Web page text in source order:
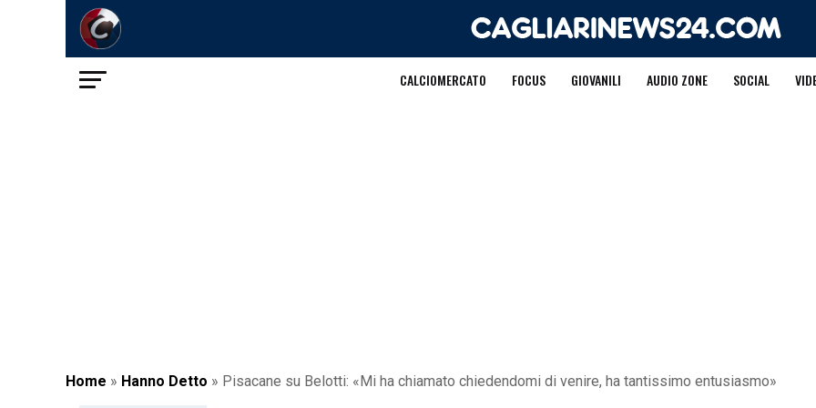
CALCIOMERCATO FOCUS GIOVANILI AUDIO ZONE SOCIAL
Home » Hanno Detto » Pisacane su Belotti: «Mi ha chiamato chiedendomi di venire, ha tantissimo entusiasmo»